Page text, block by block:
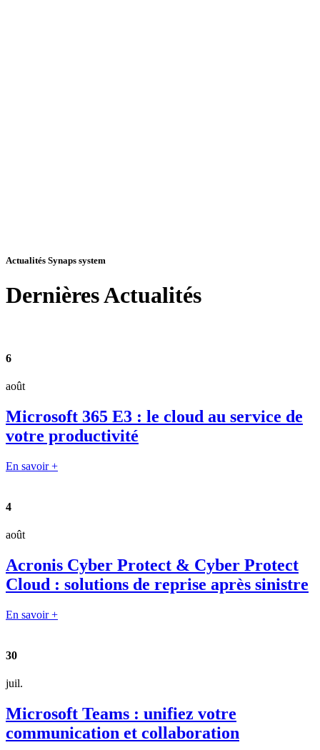
Actualités Synaps system
DernièresActualités
6
août
Microsoft 365 E3 : le cloud au service de
votre productivité
En savoir +
4
août
Acronis Cyber Protect & Cyber Protect
Cloud : solutions de reprise après sinistre
En savoir +
30
juil.
Microsoft Teams : unifiez votre
communication et collaboration